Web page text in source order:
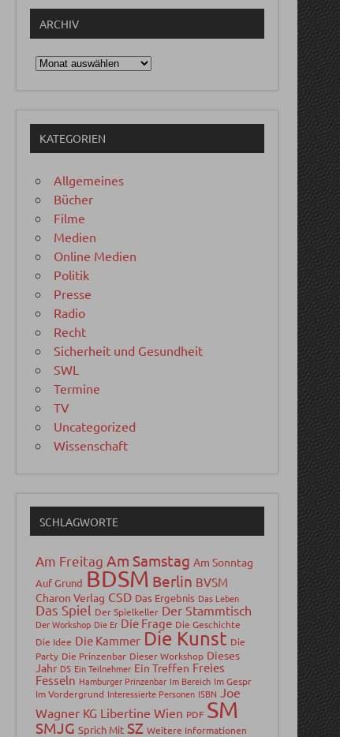
ARCHIV
Archiv
KATEGORIEN
Allgemeines
Bücher
Filme
Medien
Online Medien
Politik
Presse
Radio
Recht
Sicherheit und Gesundheit
SWL
Termine
TV
Uncategorized
Wissenschaft
SCHLAGWORTE
Am Freitag Am Samstag Am Sonntag
Auf Grund BDSM Berlin BVSM
Charon Verlag CSD Das Ergebnis Das Leben
Das Spiel Der Spielkeller Der Stammtisch
Der Workshop Die Er Die Frage Die Geschichte
Die Idee Die Kammer Die Kunst Die
Party Die Prinzenbar Dieser Workshop Dieses
Jahr DS Ein Teilnehmer Ein Treffen Freies
Fesseln Hamburger Prinzenbar Im Bereich Im Gespr
Im Vordergrund Interessierte Personen ISBN
Joe
Wagner KG Libertine Wien PDF SM
SMJG Sprich Mit SZ Weitere Informationen